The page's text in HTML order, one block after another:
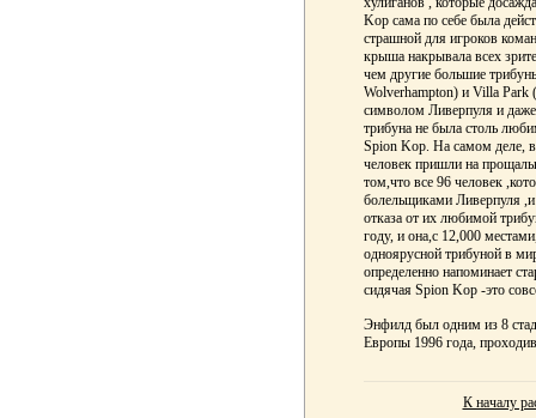
Kop сама по себе была
страшной для игроков
крыша накрывала всех
чем другие большие
Wolverhampton) и Villa Park
символом Ливерпуля и даже
трибуна не была столь
Spion Kop. На самом деле, в
человек пришли на
том,что все 96 человек
болельщиками Ливерпуля
отказа от их любимой
году, и она,с 12,000
одноярусной трибуной в
определенно напоминает
сидячая Spion Kop -это
Энфилд был одним из 8
Европы 1996 года,
К началу